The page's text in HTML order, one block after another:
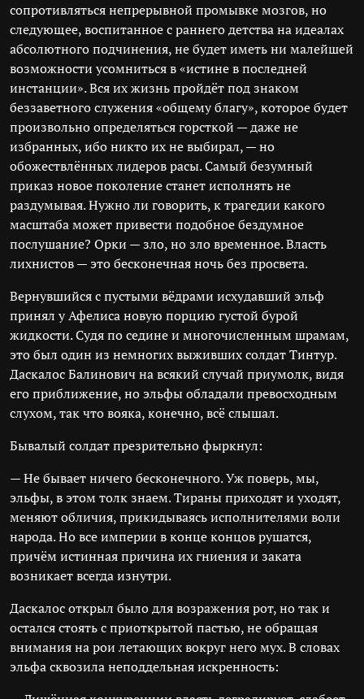
сопротивляться непрерывной промывке мозгов, но
следующее, воспитанное с раннего детства на идеалах
абсолютного подчинения, не будет иметь ни малейшей
возможности усомниться в «истине в последней
инстанции». Вся их жизнь пройдёт под знаком
беззаветного служения «общему благу», которое будет
произвольно определяться горсткой — даже не
избранных, ибо никто их не выбирал, — но
обожествлённых лидеров расы. Самый безумный
приказ новое поколение станет исполнять не
раздумывая. Нужно ли говорить, к трагедии какого
масштаба может привести подобное бездумное
послушание? Орки — зло, но зло временное. Власть
лихнистов — это бесконечная ночь без просвета.
Вернувшийся с пустыми вёдрами исхудавший эльф
принял у Афелиса новую порцию густой бурой
жидкости. Судя по седине и многочисленным шрамам,
это был один из немногих выживших солдат Тинтур.
Даскалос Балинович на всякий случай приумолк, видя
его приближение, но эльфы обладали превосходным
слухом, так что вояка, конечно, всё слышал.
Бывалый солдат презрительно фыркнул:
— Не бывает ничего бесконечного. Уж поверь, мы,
эльфы, в этом толк знаем. Тираны приходят и уходят,
меняют обличия, прикидываясь исполнителями воли
народа. Но все империи в конце концов рушатся,
причём истинная причина их гниения и заката
возникает всегда изнутри.
Даскалос открыл было для возражения рот, но так и
остался стоять с приоткрытой пастью, не обращая
внимания на рои летающих вокруг него мух. В словах
эльфа сквозила неподдельная искренность: